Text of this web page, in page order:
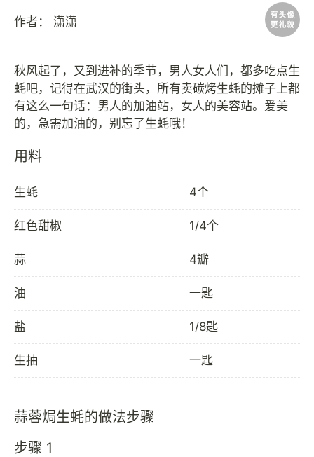
作者： 潇潇
秋风起了，又到进补的季节，男人女人们，都多吃点生
蚝吧，记得在武汉的街头，所有卖碳烤生蚝的摊子上都
有这么一句话：男人的加油站，女人的美容站。爱美
用料
生蚝 4个
红色甜椒 1/4个
蒜 4瓣
油 一匙
盐 1/8匙
生抽 一匙
蒜蓉焗生蚝的做法步骤
步骤 1